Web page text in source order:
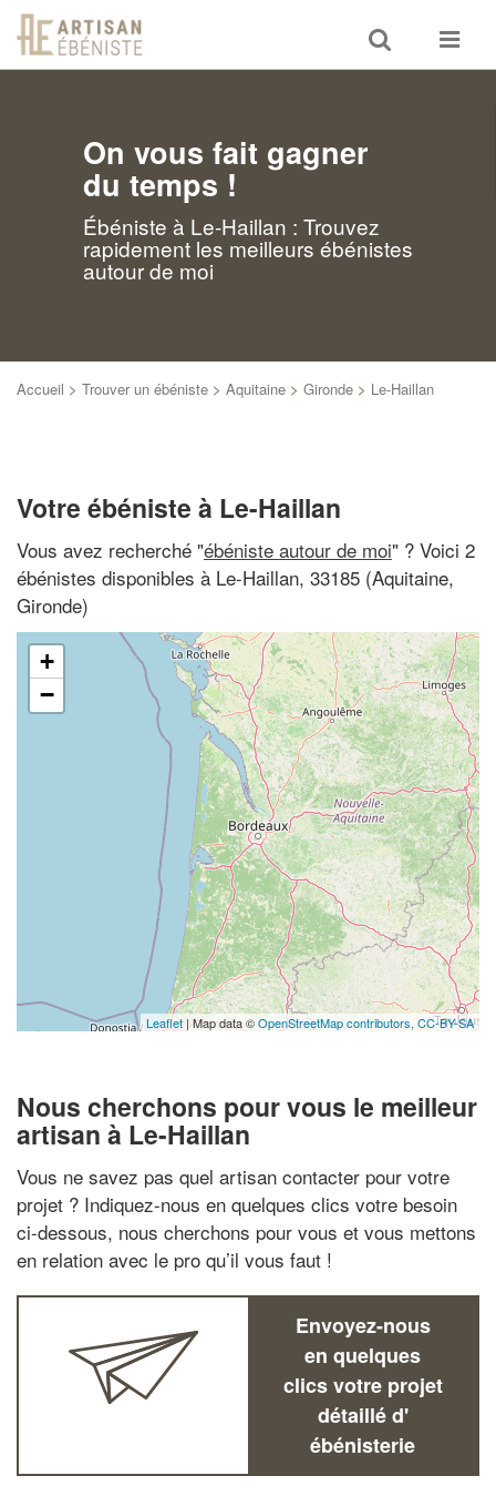
Toggle
search
Toggle
On vous fait gagner
du temps !
Ébéniste à Le-Haillan : Trouvez
rapidement les meilleurs ébénistes
autour de moi
Accueil > Trouver un ébéniste > Aquitaine > Gironde > Le-Haillan
Votre ébéniste à Le-Haillan
Vous avez recherché "ébéniste autour de moi" ? Voici 2
ébénistes disponibles à Le-Haillan, 33185 (Aquitaine,
Gironde)
+
−
Leaflet | Map data ©OpenStreetMap contributors, CC-BY-SA
Nous cherchons pour vous le meilleur
artisan à Le-Haillan
Vous ne savez pas quel artisan contacter pour votre
projet ? Indiquez-nous en quelques clics votre besoin
ci-dessous, nous cherchons pour vous et vous mettons
en relation avec le pro qu’il vous faut !
Envoyez-nous
en quelques
clics votre projet
détaillé d'
ébénisterie